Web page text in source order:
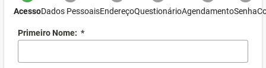
AcessoDados PessoaisEndereçoQuestionárioAgendamentoSenha
Primeiro Nome: *